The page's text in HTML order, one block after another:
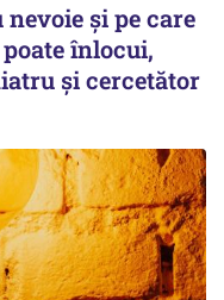
și pe care
înlocui,
și cercetător